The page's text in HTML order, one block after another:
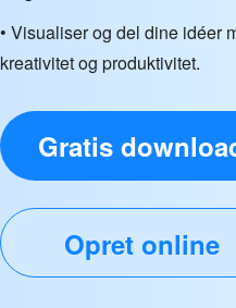
• Visualiser og del dine idéer
kreativitet og produktivitet.
Gratis
Opret online